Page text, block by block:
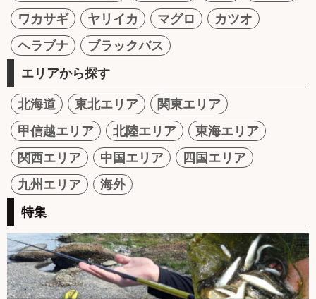
ワカサギ
ヤリイカ マグロ
カツオ
ヘラブナ
ブラックバス
エリアから探す
北海道 東北エリア
関東エリア
甲信越エリア
北陸エリア
東海エリア
関西エリア
中国エリア
四国エリア
九州エリア
海外
特集